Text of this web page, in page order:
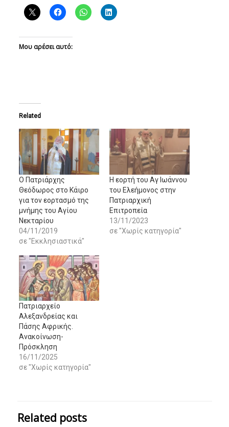
Μου αρέσει αυτό:
Related
Ο Πατριάρχης
Θεόδωρος στο Κάιρο
για τον εορτασμό της
μνήμης του Αγίου
Νεκταρίου
04/11/2019
σε "Εκκλησιαστικά"
Η εορτή του Αγ Ιωάννου
του Ελεήμονος στην
Πατριαρχική
Επιτροπεία
13/11/2023
σε "Χωρίς κατηγορία"
Πατριαρχείο
Αλεξανδρείας και
Πάσης Αφρικής.
Ανακοίνωση-
Πρόσκληση
16/11/2025
σε "Χωρίς κατηγορία"
Related posts